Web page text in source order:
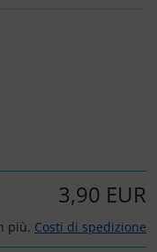
3,90 EUR
più. Costi di spedizione